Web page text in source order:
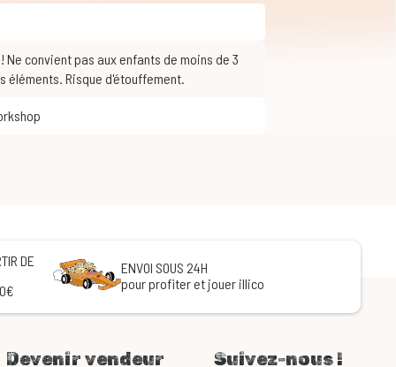
éléments. Risque d'étouffement.
DE
ENVOI SOUS 24H
pour profiter et jouer illico
Devenir vendeur Suivez-nous !